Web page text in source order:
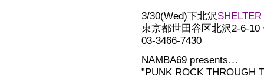
3/30(Wed)下北沢SHELTER
東京都世田谷区北沢2-6-10
03-3466-7430
NAMBA69 presents…
”PUNK ROCK THROUGH